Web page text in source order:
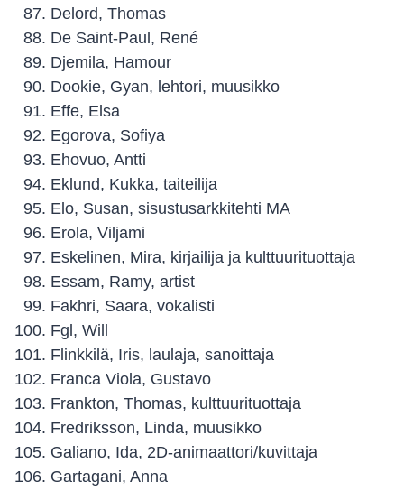
Delord, Thomas
De Saint-Paul, René
Djemila, Hamour
Dookie, Gyan, lehtori, muusikko
Effe, Elsa
Egorova, Sofiya
Ehovuo, Antti
Eklund, Kukka, taiteilija
Elo, Susan, sisustusarkkitehti MA
Erola, Viljami
Eskelinen, Mira, kirjailija ja kulttuurituottaja
Essam, Ramy, artist
Fakhri, Saara, vokalisti
Fgl, Will
Flinkkilä, Iris, laulaja, sanoittaja
Franca Viola, Gustavo
Frankton, Thomas, kulttuurituottaja
Fredriksson, Linda, muusikko
Galiano, Ida, 2D-animaattori/kuvittaja
Gartagani, Anna